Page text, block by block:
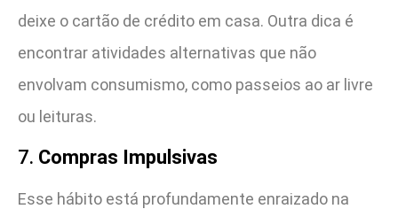
deixe o cartão de crédito em casa. Outra dica é
encontrar atividades alternativas que não
envolvam consumismo, como passeios ao ar livre
ou leituras.
7. Compras Impulsivas
Esse hábito está profundamente enraizado na